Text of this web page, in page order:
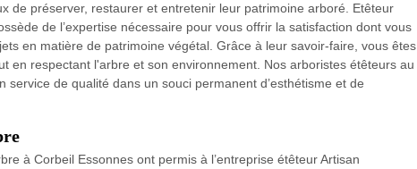
de préserver, restaurer et entretenir leur patrimoine arboré. Etêteur
de l’expertise nécessaire pour vous offrir la satisfaction dont vous
en matière de patrimoine végétal. Grâce à leur savoir-faire, vous êtes
en respectant l'arbre et son environnement. Nos arboristes étêteurs au
de qualité dans un souci permanent d’esthétisme et de
à Corbeil Essonnes ont permis à l’entreprise étêteur Artisan